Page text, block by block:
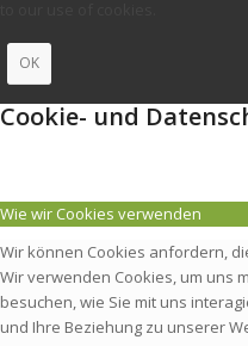
OK
Cookie- und
Wie wir Cookies verwenden
Wir können Cookies anfordern,
Wir verwenden Cookies, um uns
besuchen, wie Sie mit uns
und Ihre Beziehung zu unserer